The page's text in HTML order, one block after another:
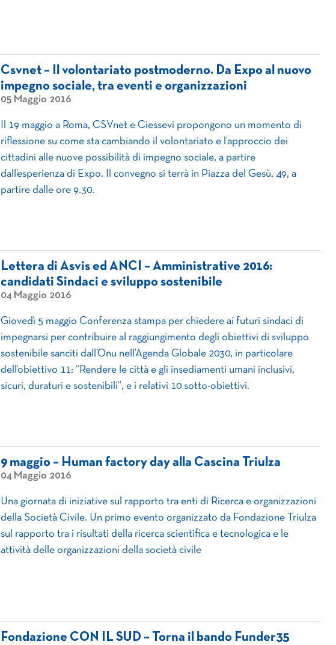
Csvnet – Il volontariato postmoderno. Da Expo al nuovo
impegno sociale, tra eventi e organizzazioni
05 Maggio 2016
Il 19 maggio a Roma, CSVnet e Ciessevi propongono un momento di
riflessione su come sta cambiando il volontariato e l’approccio dei
cittadini alle nuove possibilità di impegno sociale, a partire
dall’esperienza di Expo. Il convegno si terrà in Piazza del Gesù, 49, a
partire dalle ore 9.30.
Lettera di Asvis ed ANCI – Amministrative 2016:
candidati Sindaci e sviluppo sostenibile
04 Maggio 2016
Giovedì 5 maggio Conferenza stampa per chiedere ai futuri sindaci di
impegnarsi per contribuire al raggiungimento degli obiettivi di sviluppo
sostenibile sanciti dall’Onu nell’Agenda Globale 2030, in particolare
dell’obiettivo 11: “Rendere le città e gli insediamenti umani inclusivi,
sicuri, duraturi e sostenibili”, e i relativi 10 sotto-obiettivi.
9 maggio – Human factory day alla Cascina Triulza
04 Maggio 2016
Una giornata di iniziative sul rapporto tra enti di Ricerca e organizzazioni
della Società Civile. Un primo evento organizzato da Fondazione Triulza
sul rapporto tra i risultati della ricerca scientifica e tecnologica e le
attività delle organizzazioni della società civile
Fondazione CON IL SUD – Torna il bando Funder35